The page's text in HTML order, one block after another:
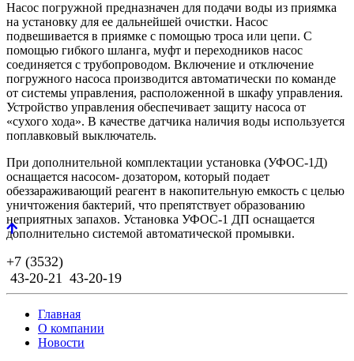
Насос погружной предназначен для подачи воды из приямка
на установку для ее дальнейшей очистки. Насос
подвешивается в приямке с помощью троса или цепи. С
помощью гибкого шланга, муфт и переходников насос
соединяется с трубопроводом. Включение и отключение
погружного насоса производится автоматически по команде
от системы управления, расположенной в шкафу управления.
Устройство управления обеспечивает защиту насоса от
«сухого хода». В качестве датчика наличия воды используется
поплавковый выключатель.
При дополнительной комплектации установка (УФОС-1Д)
оснащается насосом- дозатором, который подает
обеззараживающий реагент в накопительную емкость с целью
уничтожения бактерий, что препятствует образованию
неприятных запахов. Установка УФОС-1 ДП оснащается
дополнительно системой автоматической промывки.
+7 (3532)
43-20-21 43-20-19
Главная
О компании
Новости